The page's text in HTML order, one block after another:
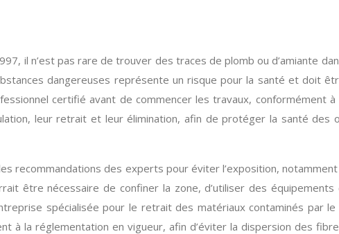
il n’est pas rare de trouver des traces de plomb ou d’amiante
dangereuses représente un risque pour la santé et doit
certifié avant de commencer les travaux, conformément
leur retrait et leur élimination, afin de protéger la santé des
recommandations des experts pour éviter l’exposition,
être nécessaire de confiner la zone, d’utiliser des
spécialisée pour le retrait des matériaux contaminés par
à la réglementation en vigueur, afin d’éviter la dispersion des